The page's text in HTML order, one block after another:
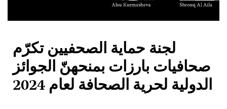
لجنة حماية الصحفيين تكرّم
صحافيات بارزات بمنحهنّ الجوائز
الدولية لحرية الصحافة لعام 2024